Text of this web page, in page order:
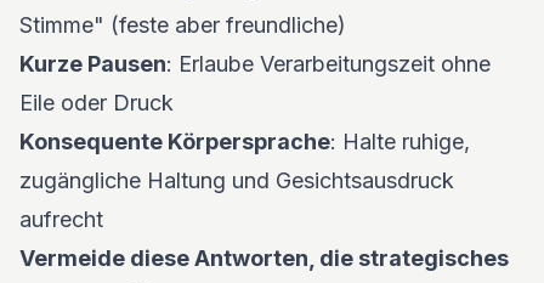
Stimme" (feste aber freundliche)
Kurze Pausen: Erlaube Verarbeitungszeit ohne
Eile oder Druck
Konsequente Körpersprache: Halte ruhige,
zugängliche Haltung und Gesichtsausdruck
aufrecht
Vermeide diese Antworten, die strategisches